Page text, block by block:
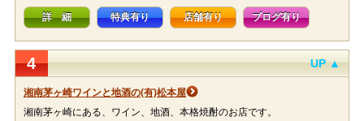
詳 細 特典有り 店舗有り ブログ有り
4 UP ▲
湘南茅ヶ崎ワインと地酒の(有)松本屋
湘南茅ヶ崎にある、ワイン、地酒、本格焼酎のお店です。